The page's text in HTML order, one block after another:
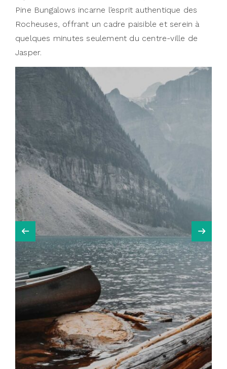
Pine Bungalows incarne l’esprit authentique des
Rocheuses, offrant un cadre paisible et serein à
quelques minutes seulement du centre-ville de
Jasper.